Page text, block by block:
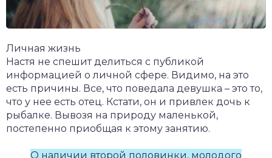
Личная жизнь
Настя не спешит делиться с публикой
информацией о личной сфере. Видимо, на это
есть причины. Все, что поведала девушка – это то,
что у нее есть отец. Кстати, он и привлек дочь к
рыбалке. Вывозя на природу маленькой,
постепенно приобщая к этому занятию.
О наличии второй половинки, молодого